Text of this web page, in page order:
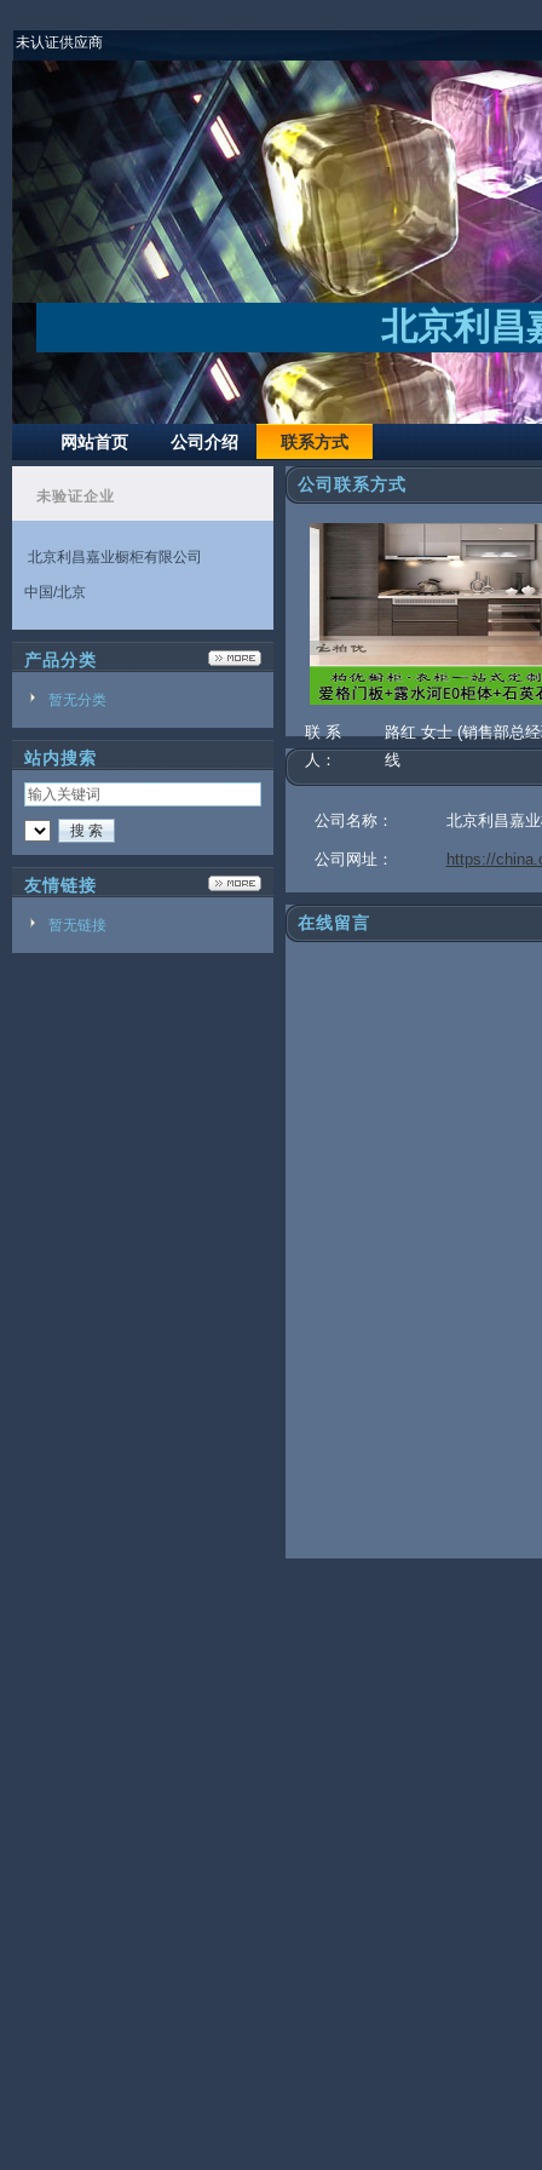
未认证供应商
北京利昌
网站首页 公司介绍 联系方式
未验证企业
北京利昌嘉业橱柜有限公司
中国/北京
产品分类
暂无分类
站内搜索
友情链接
暂无链接
公司联系方式
联 系
人：
路红 女士 (销售部总
线
公司名称： 北京利昌嘉
公司网址： https://
在线留言